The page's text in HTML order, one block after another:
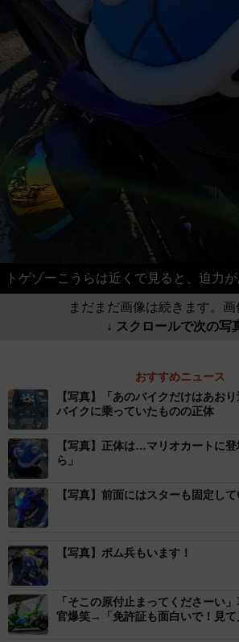
トゲゾーこうらは近くで見ると、迫力が
まだまだ画像は続きます。画
↓ スクロールで次の写
おすすめニュース
【写真】「あのバイクだけはあお
バイクに乗っていたものの正体
【写真】正体は…マリオカートに
ら」
【写真】前面にはスターも固定し
【写真】ボム兵もいます！
「そこの原付止まってくださーい
官爆笑→「免許証も面白いで！見て